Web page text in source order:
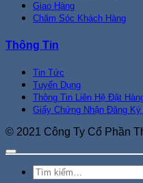
Giao Hàng
Chăm Sóc Khách Hàng
Thông Tin
Tin Tức
Tuyển Dụng
Thông Tin Liên Hệ Đặt
Giấy Chứng Nhận Đăng Ký
© 2021 Công Ty Cổ Phần
Tìm